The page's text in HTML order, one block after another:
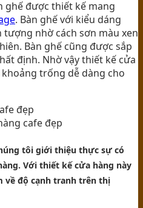
ghế được thiết kế mang
. Bàn ghế với kiểu dáng
nhờ cách sơn màu xen
Bàn ghế cũng được sắp
định. Nhờ vậy thiết kế cửa
trống dễ dàng cho
cafe đẹp
tôi giới thiệu thực sự có
Với thiết kế cửa hàng này
về độ cạnh tranh trên thị